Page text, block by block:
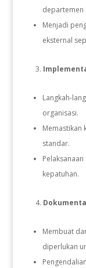
departemen
Menjadi
eksternal
Langkah-
organisasi.
Memastikan
standar.
kepatuhan.
Membuat
diperlukan